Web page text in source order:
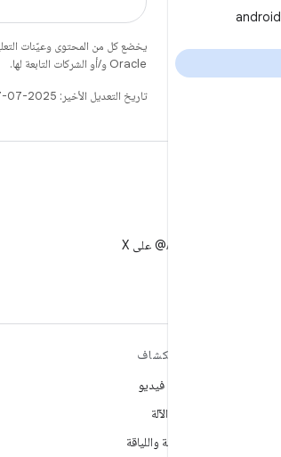
android
يخضع كل من المحتوى وعيّنات
Oracle و/أو الشركات التابعة لها.
تاريخ التعديل الأخير: 2025-07-27 (حسب التوقيت العالمي المتفَّق عليه)
استكشاف
ألعاب فيديو
تعلُم الآلة
الصحة واللياقة